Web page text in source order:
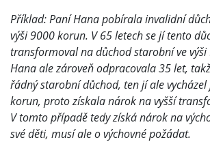
Příklad: Paní Hana pobírala invalidní
výši 9000 korun. V 65 letech se jí tento
transformoval na důchod starobní ve
Hana ale zároveň odpracovala 35 let,
řádný starobní důchod, ten jí ale vycházel
korun, proto získala nárok na vyšší
V tomto případě tedy získá nárok na
své děti, musí ale o výchovné požádat.